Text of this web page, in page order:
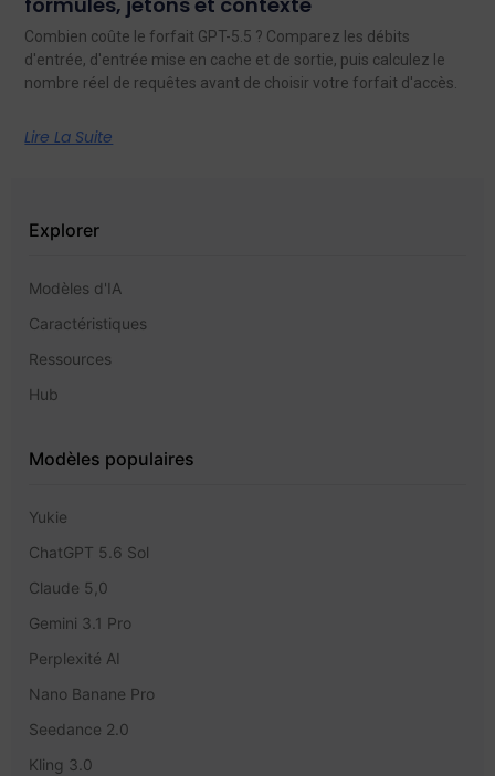
Combien coûte le forfait GPT-5.5 ? Comparez les débits
d'entrée, d'entrée mise en cache et de sortie, puis calculez le
nombre réel de requêtes avant de choisir votre forfait d'accès.
Lire La Suite
Explorer
Modèles d'IA
Caractéristiques
Ressources
Hub
Modèles populaires
Yukie
ChatGPT 5.6 Sol
Claude 5,0
Gemini 3.1 Pro
Perplexité AI
Nano Banane Pro
Seedance 2.0
Kling 3.0